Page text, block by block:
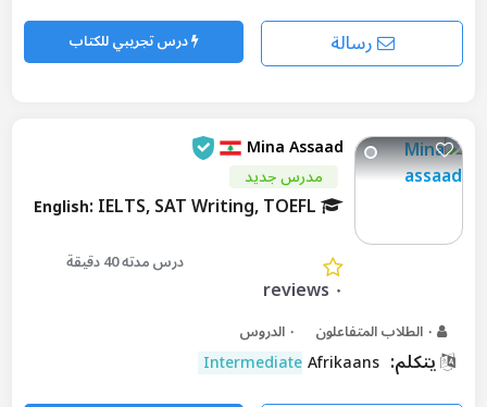
درس تجريبي للكتاب رسالة
Mina Assaad
مدرس جديد
English: IELTS, SAT Writing, TOEFL
٠ reviews
درس مدته 40 دقيقة
٠ الدروس
يتكلم: Afrikaans
Intermediate